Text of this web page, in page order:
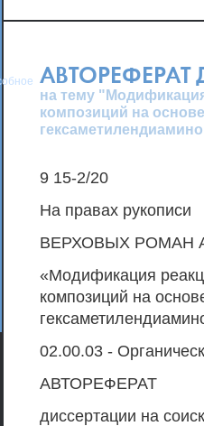
АВТОРЕФЕРАТ
на тему
композиций на
9 15-2/20
На правах рукописи
ВЕРХОВЫХ РОМАН
«Модификация
композиций на
02.00.03 -
АВТОРЕФЕРАТ
диссертации на